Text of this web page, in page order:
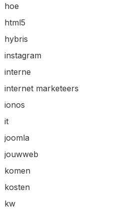
hoe
html5
hybris
instagram
interne
internet marketeers
ionos
it
joomla
jouwweb
komen
kosten
kw